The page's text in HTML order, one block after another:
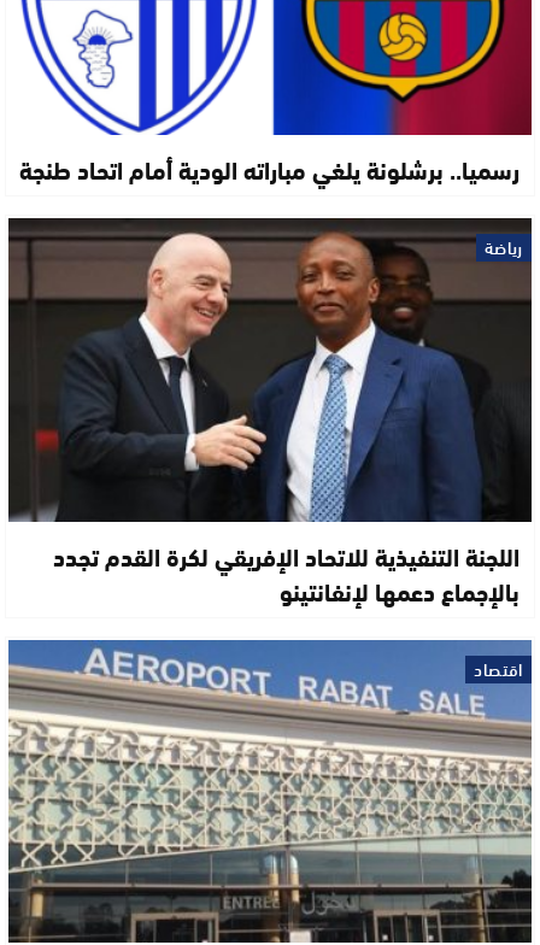
رسميا.. برشلونة يلغي مباراته الودية أمام اتحاد طنجة
رياضة
اللجنة التنفيذية للاتحاد الإفريقي لكرة القدم تجدد
بالإجماع دعمها لإنفانتينو
اقتصاد